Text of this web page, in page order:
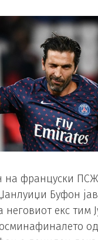
на француски
Буфон
неговиот екс тим